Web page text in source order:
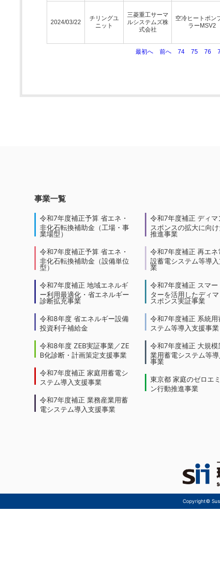
2024/03/22
チリングユ
ニット
三菱重工サーマ
ルシステムズ株
式会社
空冷ヒートポン
ラーMSV2
最初へ 前へ 74 75 76
事業一覧
令和7年度補正予算 省エネ・
非化石転換補助金（工場・事
業場型）
令和7年度補正予算 省エネ・
非化石転換補助金（設備単位
型）
令和7年度補正 地域エネルギ
ー利用最適化・省エネルギー
診断拡充事業
令和8年度 省エネルギー設備
投資利子補給金
令和8年度 ZEB実証事業／ZE
B化診断・計画策定支援事業
令和7年度補正 家庭用蓄電シ
ステム導入支援事業
令和7年度補正 業務産業用蓄
電システム導入支援事業
令和7年度補正 ディマ
スポンスの拡大に向
推進事業
令和7年度補正 再エネ
設蓄電システム等導
業
令和7年度補正 スマー
ターを活用したディ
スポンス実証事業
令和7年度補正 系統用
ステム等導入支援事業
令和7年度補正 大規模
業用蓄電システム等
事業
東京都 家庭のゼロエ
ン行動推進事業
Copyright©